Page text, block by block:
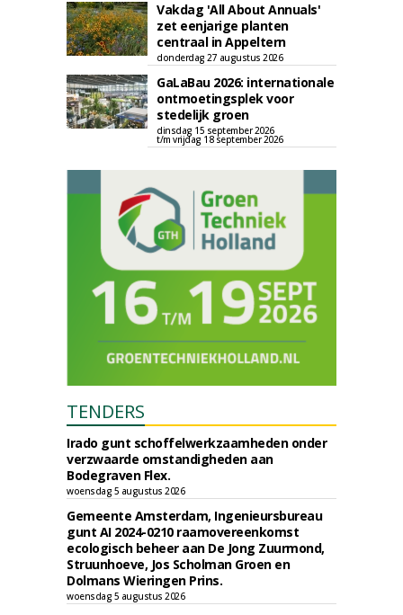
Vakdag 'All About Annuals'
zet eenjarige planten
centraal in Appeltern
donderdag 27 augustus 2026
GaLaBau 2026: internationale
ontmoetingsplek voor
stedelijk groen
dinsdag 15 september 2026
t/m vrijdag 18 september 2026
TENDERS
Irado gunt schoffelwerkzaamheden onder
verzwaarde omstandigheden aan
Bodegraven Flex.
woensdag 5 augustus 2026
Gemeente Amsterdam, Ingenieursbureau
gunt AI 2024-0210 raamovereenkomst
ecologisch beheer aan De Jong Zuurmond,
Struunhoeve, Jos Scholman Groen en
Dolmans Wieringen Prins.
woensdag 5 augustus 2026